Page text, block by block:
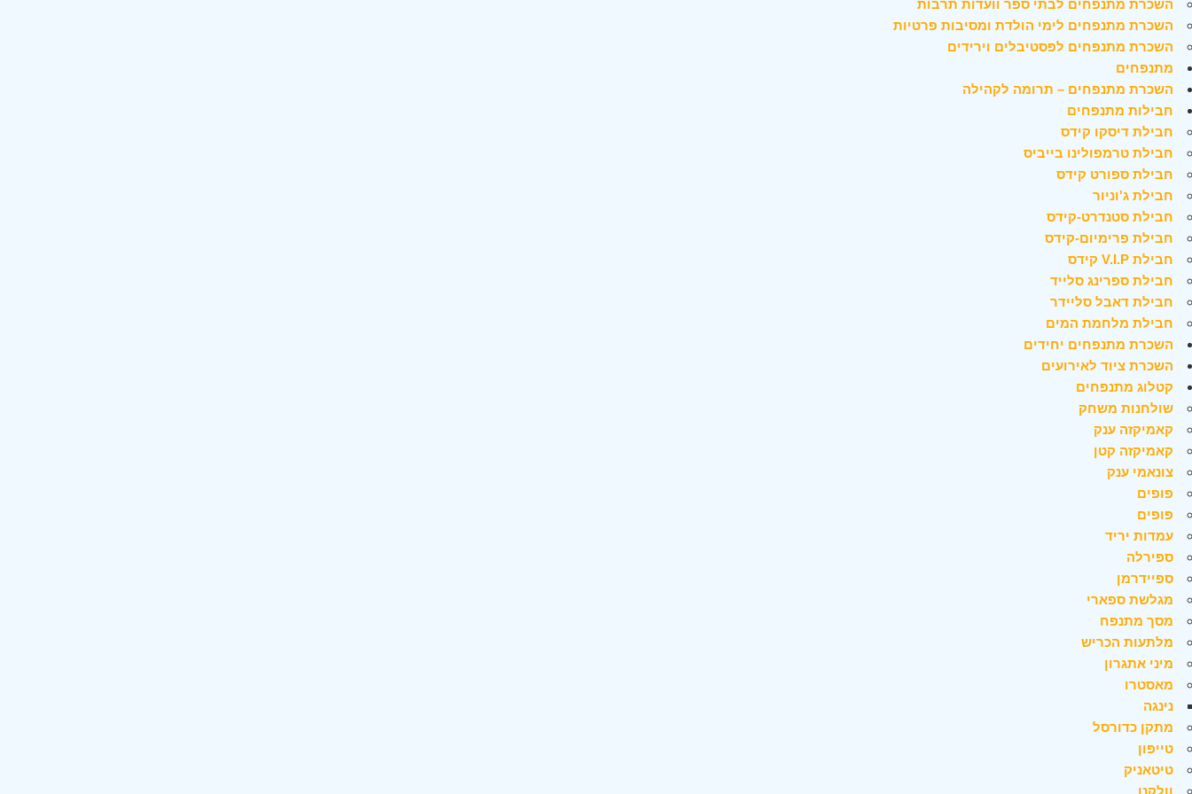
השכרת מתנפחים לבתי ספר וועדות תרבות
השכרת מתנפחים לימי הולדת ומסיבות פרטיות
השכרת מתנפחים לפסטיבלים וירידים
מתנפחים
השכרת מתנפחים – תרומה לקהילה
חבילות מתנפחים
חבילת דיסקו קידס
חבילת טרמפולינו בייביס
חבילת ספורט קידס
חבילת ג'וניור
חבילת סטנדרט-קידס
חבילת פרימיום-קידס
חבילת V.I.P קידס
חבילת ספרינג סלייד
חבילת דאבל סליידר
חבילת מלחמת המים
השכרת מתנפחים יחידים
השכרת ציוד לאירועים
קטלוג מתנפחים
שולחנות משחק
קאמיקזה ענק
קאמיקזה קטן
צונאמי ענק
פופים
פופים
עמדות יריד
ספירלה
ספיידרמן
מגלשת ספארי
מסך מתנפח
מלתעות הכריש
מיני אתגרון
מאסטרו
נינגה
מתקן כדורסל
טייפון
טיטאניק
וולקנו